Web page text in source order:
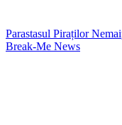
Parastasul Piraților
Break-Me News